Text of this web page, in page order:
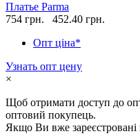
Платье Parma
754 грн.
452.40 грн.
Опт ціна*
Узнать опт цену
×
Щоб отримати доступ до
оптовий покупець.
Якщо Ви вже зареєстровані